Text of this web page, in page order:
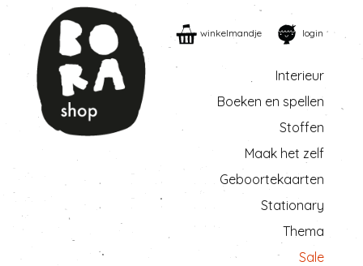
winkelmandje login
Interieur
Boeken en spellen
Stoffen
Maak het zelf
Geboortekaarten
Stationary
Thema
Sale